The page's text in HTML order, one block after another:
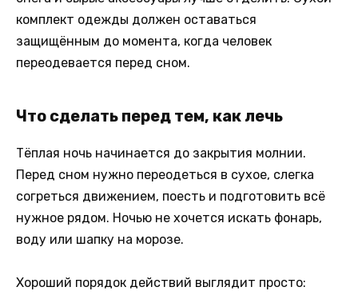
комплект одежды должен оставаться
защищённым до момента, когда человек
переодевается перед сном.
Что сделать перед тем, как лечь
Тёплая ночь начинается до закрытия молнии.
Перед сном нужно переодеться в сухое, слегка
согреться движением, поесть и подготовить всё
нужное рядом. Ночью не хочется искать фонарь,
воду или шапку на морозе.
Хороший порядок действий выглядит просто: